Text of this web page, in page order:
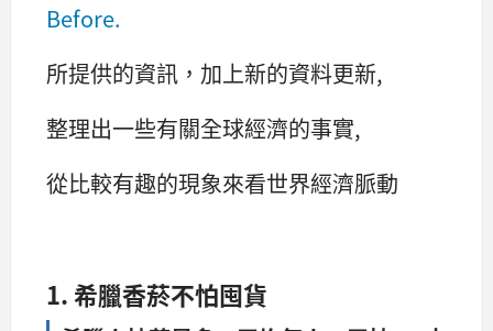
Before.
所提供的資訊，加上新的資料更新,
整理出一些有關全球經濟的事實,
從比較有趣的現象來看世界經濟脈動
1. 希臘香菸不怕囤貨